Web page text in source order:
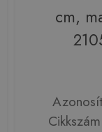
cm,